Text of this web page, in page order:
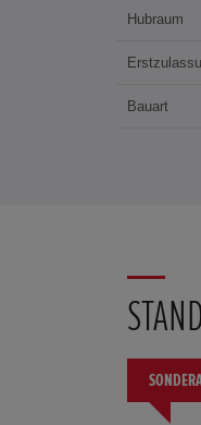
Hubraum
Bauart